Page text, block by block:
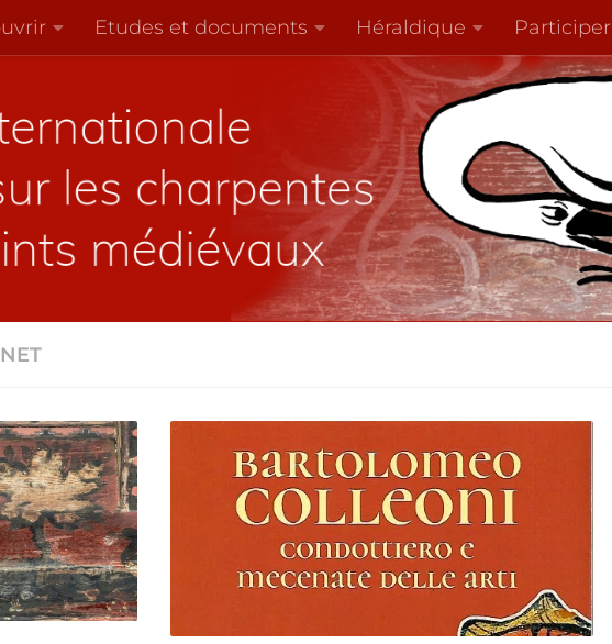
Etudes et documents Héraldique Participer